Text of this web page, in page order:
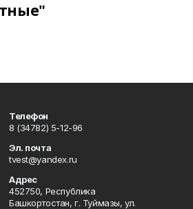
Телефон
8 (34782) 5-12-96
Эл. почта
tvest@yandex.ru
Адрес
452750, Республика
Башкортостан, г. Туймазы, ул.